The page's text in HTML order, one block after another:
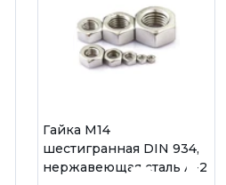
Гайка М14
шестигранная DIN 934,
нержавеющая сталь А-2